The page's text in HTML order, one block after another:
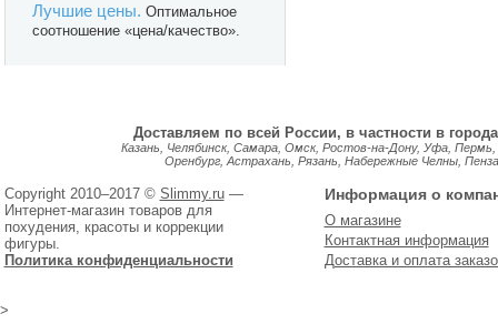
Лучшие цены. Оптимальное
соотношение «цена/качество».
Доставляем по всей России, в частности в
Казань, Челябинск, Самара, Омск, Ростов-на-Дону, Уфа,
Оренбург, Астрахань, Рязань, Набережные Челны,
Copyright 2010–2017 © Slimmy.ru—
Интернет-магазин товаров для
похудения, красоты и коррекции
фигуры.
Политика конфиденциальности
Информация о
О магазине
Контактная информация
Доставка и оплата
>